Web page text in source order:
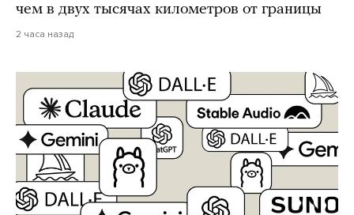
чем в двух тысячах километров от границы
2 часа назад